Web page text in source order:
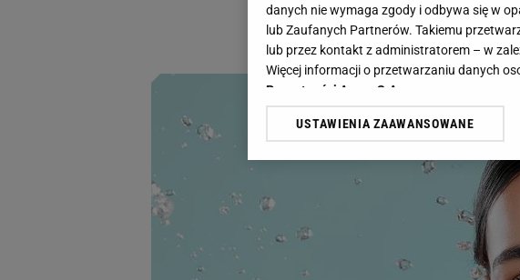
witaminą C - zasługują na
regeneracji.
danych nie wymaga zgody i odbywa się w
lub Zaufanych Partnerów. Takiemu
lub przez kontakt z administratorem – w
Więcej informacji o przetwarzaniu danych
Prywatności Agora S.A.
Klikając „Akceptuję” wyrażasz też zgodę
dotyczące plików cookie, wywołując
odnośnik „Ustawienia prywatności ” w
plików cookie możliwa jest także za pomocą
My, nasi Zaufani Partnerzy i Agora S.A.
Użycie dokładnych danych
USTAWIENIA ZAAWANSOWANE